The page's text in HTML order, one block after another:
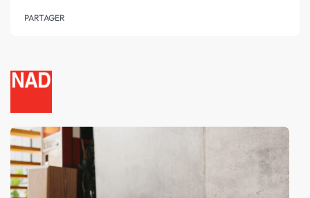
PARTAGER